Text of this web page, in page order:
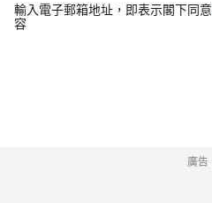
電
郵
輸入電子郵箱地址，即表示閣下同意
容
廣告